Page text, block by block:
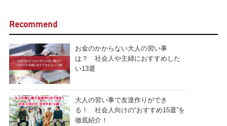
Recommend
お金のかからない大人の習い事
は？ 社会人や主婦におすすめした
い13選
大人の習い事で友達作りができ
る！ 社会人向けの“おすすめ15選”を
徹底紹介！